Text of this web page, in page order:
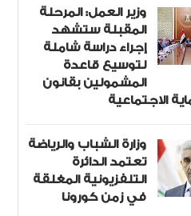
وزير العمل: المرحلة
المقبلة ستشهد
إجراء دراسة شاملة
لتوسيع قاعدة
المشمولين بقانون
وزارة الشباب والرياضة
تعتمد الدائرة
التلفزيونية المغلقة
في زمن كورونا